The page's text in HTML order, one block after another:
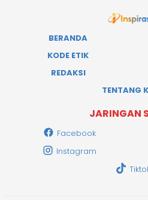
BERANDA
KODE ETIK
REDAKSI
TENTANG
JARINGAN
Facebook
Instagram